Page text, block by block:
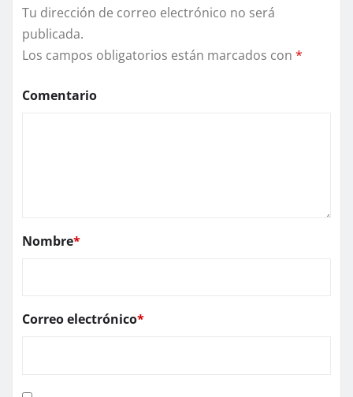
Tu dirección de correo electrónico no será
publicada.
Los campos obligatorios están marcados con *
Comentario
Nombre*
Correo electrónico*